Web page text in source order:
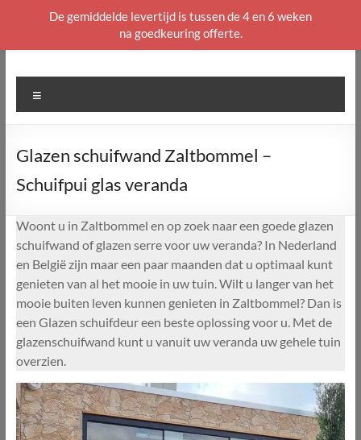
naar
Glazen schuifwand Zaltbommel –
Schuifpui glas veranda
Woont u in Zaltbommel en op zoek naar een goede glazen
schuifwand of glazen serre voor uw veranda? In Nederland
en België zijn maar een paar maanden dat u optimaal kunt
genieten van al het mooie in uw tuin. Wilt u langer van het
mooie buiten leven kunnen genieten in Zaltbommel? Dan is
een Glazen schuifdeur een beste oplossing voor u. Met de
glazenschuifwand kunt u vanuit uw veranda uw gehele tuin
overzien.
De gemiddelde levertijd is tussen de 4 en 6 weken
na goedkeuring offerte.